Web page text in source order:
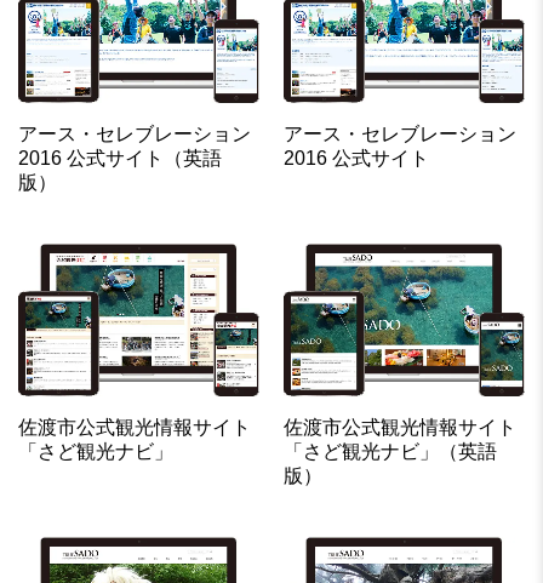
アース・セレブレーション
2016 公式サイト（英語
版）
アース・セレブレーション
2016 公式サイト
佐渡市公式観光情報サイト
「さど観光ナビ」
佐渡市公式観光情報サイト
「さど観光ナビ」（英語
版）